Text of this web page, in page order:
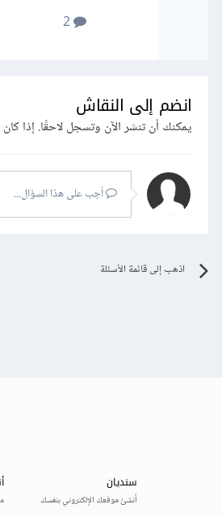
2
انضم إلى النقاش
يمكنك أن تنشر الآن وتسجل لاحقًا. إذا
أجب على هذا السؤال...
اذهب إلى قائمة الأسئلة